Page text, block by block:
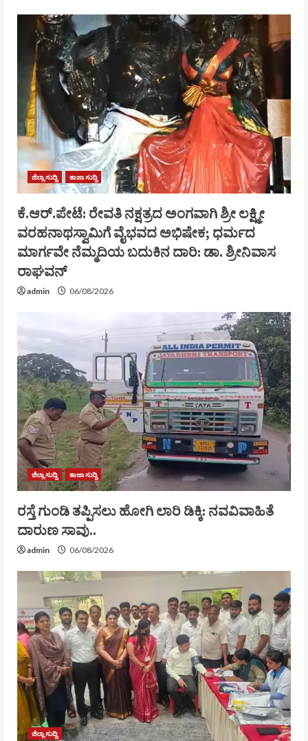
ಜಿಲ್ಲಾ ಸುದ್ದಿ ತಾಜಾ ಸುದ್ದಿ
ಕೆ.ಆರ್.ಪೇಟೆ: ರೇವತಿ ನಕ್ಷತ್ರದ ಅಂಗವಾಗಿ ಶ್ರೀ ಲಕ್ಷ್ಮೀ
ವರಹನಾಥಸ್ವಾಮಿಗೆ ವೈಭವದ ಅಭಿಷೇಕ; ಧರ್ಮದ
ಮಾರ್ಗವೇ ನೆಮ್ಮದಿಯ ಬದುಕಿನ ದಾರಿ: ಡಾ. ಶ್ರೀನಿವಾಸ
ರಾಘವನ್
admin 06/08/2026
ಜಿಲ್ಲಾ ಸುದ್ದಿ ತಾಜಾ ಸುದ್ದಿ
ರಸ್ತೆ ಗುಂಡಿ ತಪ್ಪಿಸಲು ಹೋಗಿ ಲಾರಿ ಡಿಕ್ಕಿ: ನವವಿವಾಹಿತೆ
ದಾರುಣ ಸಾವು..
admin 06/08/2026
ಜಿಲ್ಲಾ ಸುದ್ದಿ